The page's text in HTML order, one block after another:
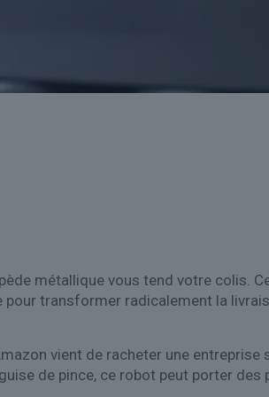
métallique vous tend votre colis.
transformer radicalement la
vient de racheter une entreprise
de pince, ce robot peut porter des